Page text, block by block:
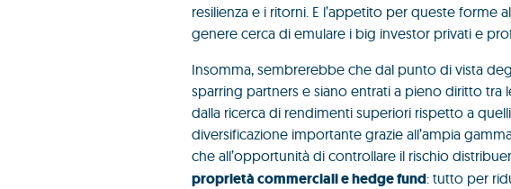
resilienza e i ritorni. E l’appetito per queste forme
genere cerca di emulare i big investor privati e
Insomma, sembrerebbe che dal punto di vista
sparring partners e siano entrati a pieno diritto tra
dalla ricerca di rendimenti superiori rispetto a
diversificazione importante grazie all’ampia
che all’opportunità di controllare il rischio
proprietà commerciali e hedge fund: tutto per